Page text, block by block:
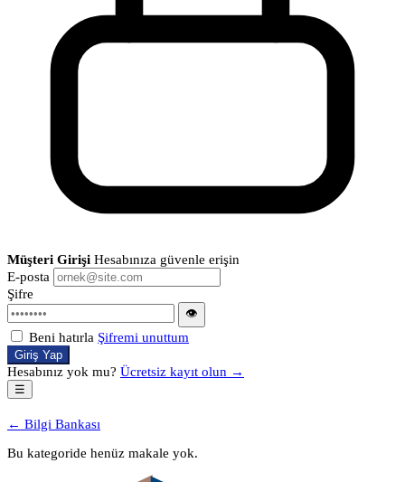
Müşteri Girişi Hesabınıza güvenle erişin
E-posta
Şifre
👁
Beni hatırla Şifremi unuttum
Giriş Yap
Hesabınız yok mu? Ücretsiz kayıt olun →
☰
← Bilgi Bankası
Bu kategoride henüz makale yok.